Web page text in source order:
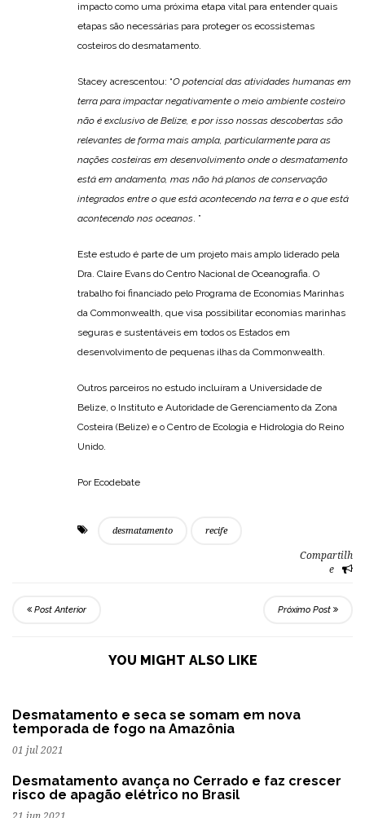
impacto como uma próxima etapa vital para entender quais
etapas são necessárias para proteger os ecossistemas
costeiros do desmatamento.
Stacey acrescentou: “O potencial das atividades humanas em
terra para impactar negativamente o meio ambiente costeiro
não é exclusivo de Belize, e por isso nossas descobertas são
relevantes de forma mais ampla, particularmente para as
nações costeiras em desenvolvimento onde o desmatamento
está em andamento, mas não há planos de conservação
integrados entre o que está acontecendo na terra e o que está
acontecendo nos oceanos. ”
Este estudo é parte de um projeto mais amplo liderado pela
Dra. Claire Evans do Centro Nacional de Oceanografia. O
trabalho foi financiado pelo Programa de Economias Marinhas
da Commonwealth, que visa possibilitar economias marinhas
seguras e sustentáveis em todos os Estados em
desenvolvimento de pequenas ilhas da Commonwealth.
Outros parceiros no estudo incluíram a Universidade de
Belize, o Instituto e Autoridade de Gerenciamento da Zona
Costeira (Belize) e o Centro de Ecologia e Hidrologia do Reino
Unido.
Por Ecodebate
desmatamento recife
Compartilh
e
Post Anterior Próximo Post
YOU MIGHT ALSO LIKE
Desmatamento e seca se somam em nova
temporada de fogo na Amazônia
01 jul 2021
Desmatamento avança no Cerrado e faz crescer
risco de apagão elétrico no Brasil